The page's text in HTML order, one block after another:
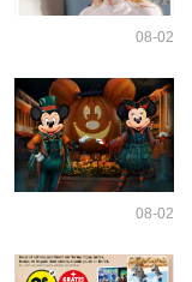
08-02
08-02